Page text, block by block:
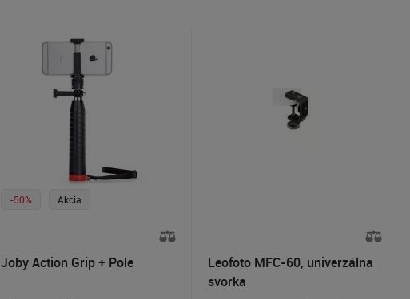
-50% Akcia
Joby Action Grip + Pole
Leofoto MFC-60, univerzálna
svorka